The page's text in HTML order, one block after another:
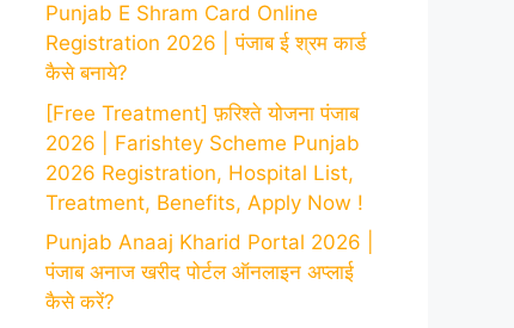
Punjab E Shram Card Online
Registration 2026 | पंजाब ई श्रम कार्ड
कैसे बनाये?
[Free Treatment] फ़रिश्ते योजना पंजाब
2026 | Farishtey Scheme Punjab
2026 Registration, Hospital List,
Treatment, Benefits, Apply Now !
Punjab Anaaj Kharid Portal 2026 |
पंजाब अनाज खरीद पोर्टल ऑनलाइन अप्लाई
कैसे करें?